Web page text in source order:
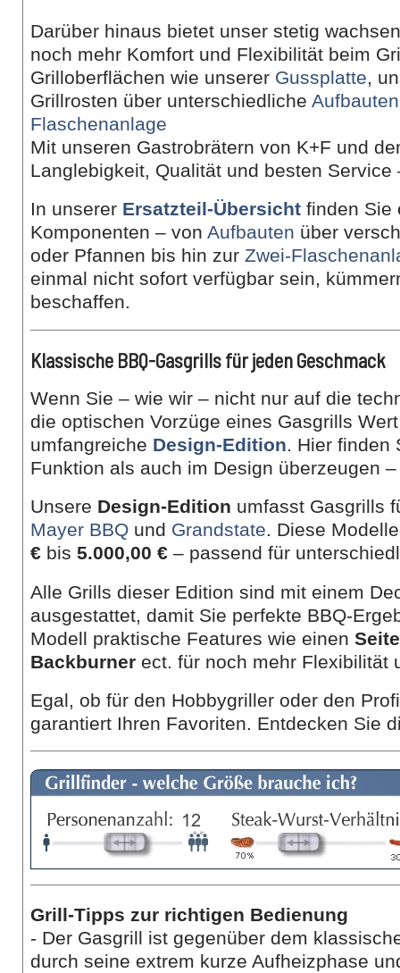
Darüber hinaus bietet unser stetig
noch mehr Komfort und Flexibilität beim
Grilloberflächen wie unserer Gussplatte,
Grillrosten über unterschiedliche Aufbauten
Flaschenanlage
Mit unseren Gastrobrätern von K+F und
Langlebigkeit, Qualität und besten
In unserer Ersatzteil-Übersicht finden Sie
Komponenten – von Aufbauten über
oder Pfannen bis hin zur Zwei-
einmal nicht sofort verfügbar sein,
beschaffen.
Klassische BBQ-Gasgrills für jeden Geschmack
Wenn Sie – wie wir – nicht nur auf die
die optischen Vorzüge eines Gasgrills
umfangreiche Design-Edition. Hier finden
Funktion als auch im Design überzeugen
Unsere Design-Edition umfasst Gasgrills
Mayer BBQ und Grandstate. Diese
€ bis 5.000,00 € – passend für
Alle Grills dieser Edition sind mit einem
ausgestattet, damit Sie perfekte BBQ-
Modell praktische Features wie einen
Backburner ect. für noch mehr Flexibilität
Egal, ob für den Hobbygriller oder den
garantiert Ihren Favoriten. Entdecken Sie
Grill-Tipps zur richtigen Bedienung
- Der Gasgrill ist gegenüber dem
durch seine extrem kurze Aufheizphase